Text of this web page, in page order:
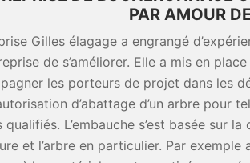
PAR AMOUR
Gilles élagage a engrangé
de s’améliorer. Elle a mis en
les porteurs de projet dans les
d’abattage d’un arbre pour
qualifiés. L’embauche s’est basée sur
et l’arbre en particulier. Par